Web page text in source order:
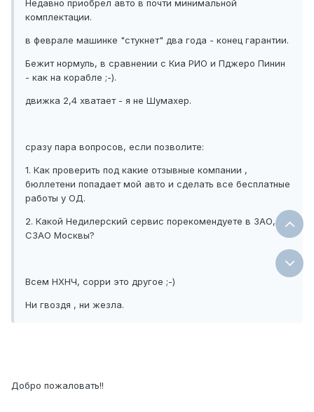
Недавно приобрел авто в почти минимальной
комплектации.
в феврале машинке "стукнет" два года - конец гарантии.
Бежит нормуль, в сравнении с Киа РИО и Пджеро Пинин
- как на корабле ;-).
движка 2,4 хватает - я не Шумахер.
сразу пара вопросов, если позволите:
1. Как проверить под какие отзывные компании ,
бюллетени попадает мой авто и сделать все бесплатные
работы у ОД.
2. Какой Недилерский сервис порекомендуете в ЗАО,
СЗАО Москвы?
Всем НХНЧ, сорри это другое ;-)
Ни гвоздя , ни жезла.
Добро пожаловать!!